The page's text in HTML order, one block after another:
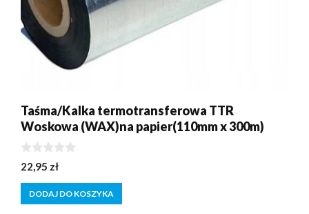
Taśma/Kalka termotransferowa TTR
Woskowa (WAX)na papier(110mm x 300m)
0
z
5
22,95 zł
DODAJ DO KOSZYKA